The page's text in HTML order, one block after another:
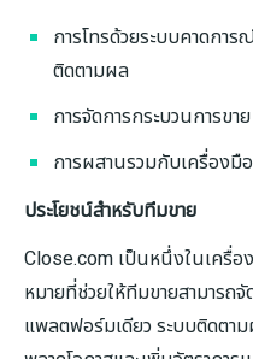
การโทรด้วยระบบคาดกา
ติดตามผล
การจัดการกระบวนการขาย
การผสานรวมกับเครื่องมื
ประโยชน์สำหรับทีมขาย
Close.com เป็นหนึ่งในเครื่อ
หมายที่ช่วยให้ทีมขายสามารถจั
แพลตฟอร์มเดียว ระบบติดตา